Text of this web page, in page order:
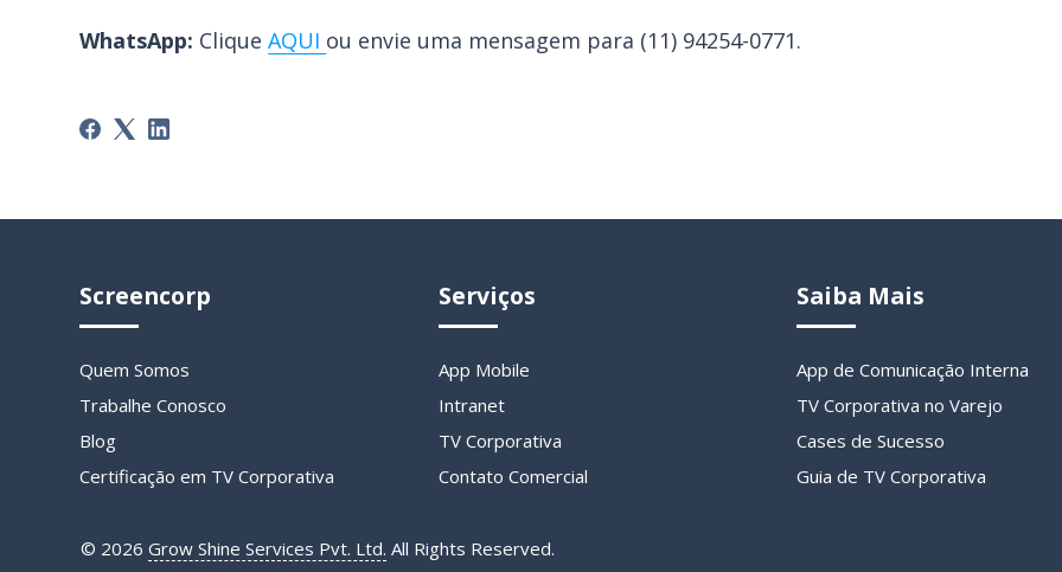
WhatsApp: CliqueAQUI ou envie uma mensagem para (11) 94254-0771.
Screencorp
Quem Somos
Trabalhe Conosco
Blog
Certificação em TV Corporativa
Serviços
App Mobile
Intranet
TV Corporativa
Contato Comercial
Saiba Mais
App de Comunicação Interna
TV Corporativa no Varejo
Cases de Sucesso
Guia de TV Corporativa
© 2026 Grow Shine Services Pvt. Ltd. All Rights Reserved.